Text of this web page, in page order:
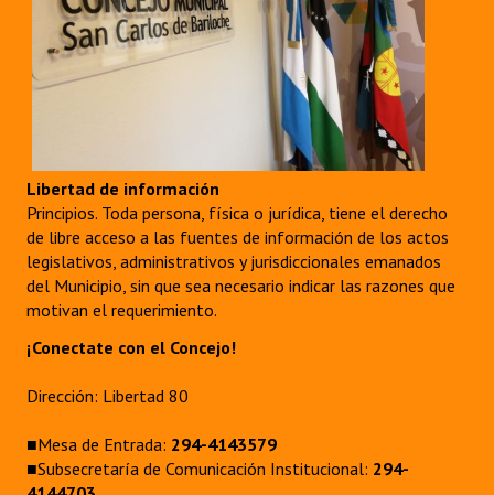
Libertad de información
Principios. Toda persona, física o jurídica, tiene el derecho
de libre acceso a las fuentes de información de los actos
legislativos, administrativos y jurisdiccionales emanados
del Municipio, sin que sea necesario indicar las razones que
motivan el requerimiento.
¡Conectate con el Concejo!
Dirección: Libertad 80
■Mesa de Entrada: 294-4143579
■Subsecretaría de Comunicación Institucional: 294-